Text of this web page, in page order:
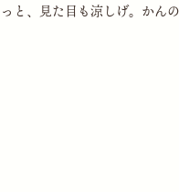
と、見た目も涼しげ。かん